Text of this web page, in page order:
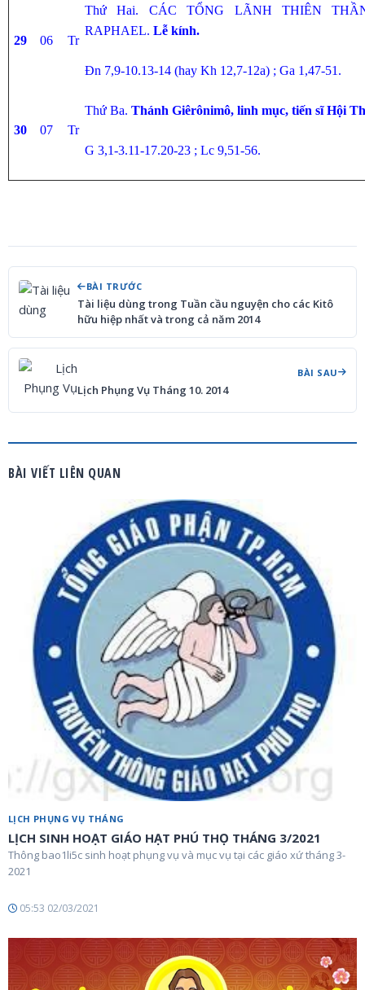
29 06 Tr
Thứ Hai. CÁC TỔNG LÃNH THIÊN
RAPHAEL. Lễ kính.
Đn 7,9-10.13-14 (hay Kh 12,7-12a) ; Ga 1,47-51.
30 07 Tr
Thứ Ba. Thánh Giêrônimô, linh mục, tiến sĩ Hội
G 3,1-3.11-17.20-23 ; Lc 9,51-56.
BÀI TRƯỚC
Tài liệu dùng trong Tuần cầu nguyện cho các Kitô
hữu hiệp nhất và trong cả năm 2014
BÀI SAU
Lịch Phụng Vụ Tháng 10. 2014
BÀI VIẾT LIÊN QUAN
LỊCH PHỤNG VỤ THÁNG
LỊCH SINH HOẠT GIÁO HẠT PHÚ THỌ THÁNG 3/2021
Thông bao1li5c sinh hoạt phụng vụ và mục vụ tại các giáo xứ tháng 3-
2021
05:53 02/03/2021